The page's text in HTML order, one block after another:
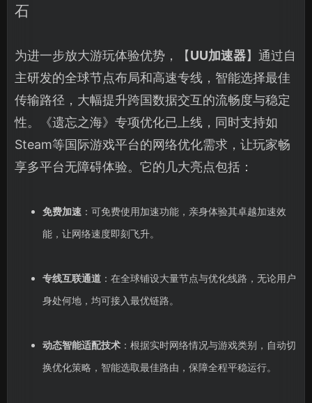
石
为进一步放大游玩体验优势，【UU加速器】通过自
主研发的全球节点布局和高速专线，智能选择最佳
传输路径，大幅提升跨国数据交互的流畅度与稳定
性。《遗忘之海》专项优化已上线，同时支持如
Steam等国际游戏平台的网络优化需求，让玩家畅
享多平台无障碍体验。它的几大亮点包括：
免费加速：可免费使用加速功能，亲身体验其卓越加速效
能，让网络速度即刻飞升。
专线互联通道‌：在全球铺设大量节点与优化线路，无论用户
身处何地，均可接入最优链路。
动态智能适配技术‌：根据实时网络情况与游戏类别，自动切
换优化策略，智能选取最佳路由，保障全程平稳运行。